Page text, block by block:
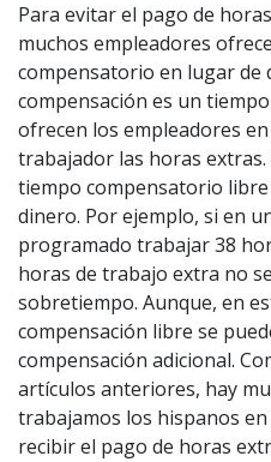
Para evitar el pago de
muchos empleadores
compensatorio en lugar de
compensación es un
ofrecen los empleadores
trabajador las horas extras.
tiempo compensatorio
dinero. Por ejemplo, si en
programado trabajar 38
horas de trabajo extra no
sobretiempo. Aunque, en
compensación libre se
compensación adicional.
artículos anteriores, hay
trabajamos los hispanos
recibir el pago de horas